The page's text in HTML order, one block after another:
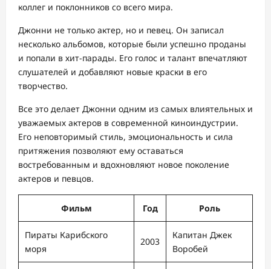
коллег и поклонников со всего мира.
Джонни не только актер, но и певец. Он записал
несколько альбомов, которые были успешно проданы
и попали в хит-парады. Его голос и талант впечатляют
слушателей и добавляют новые краски в его
творчество.
Все это делает Джонни одним из самых влиятельных и
уважаемых актеров в современной киноиндустрии.
Его неповторимый стиль, эмоциональность и сила
притяжения позволяют ему оставаться
востребованным и вдохновляют новое поколение
актеров и певцов.
Фильм Год Роль
Пираты Карибского
моря
2003
Капитан Джек
Воробей